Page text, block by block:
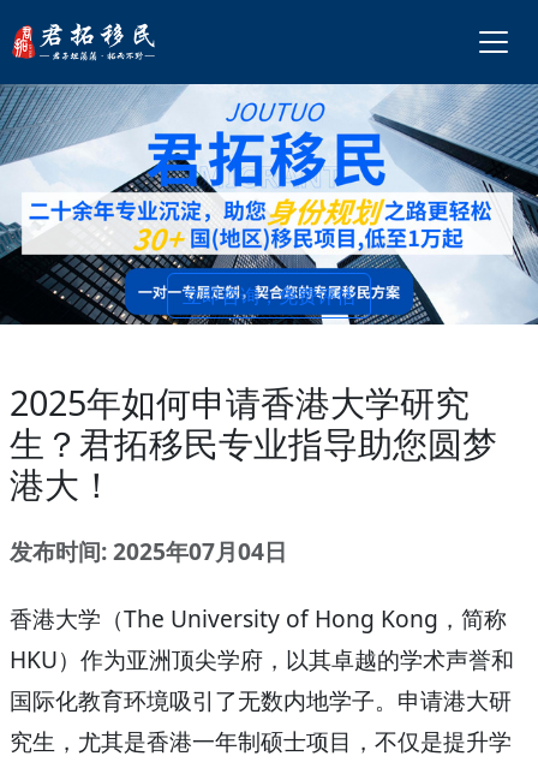
立即咨询，免费评估
2025年如何申请香港大学研究
生？君拓移民专业指导助您圆梦
港大！
发布时间: 2025年07月04日
香港大学（The University of Hong Kong，简称
HKU）作为亚洲顶尖学府，以其卓越的学术声誉和
国际化教育环境吸引了无数内地学子。申请港大研
究生，尤其是香港一年制硕士项目，不仅是提升学